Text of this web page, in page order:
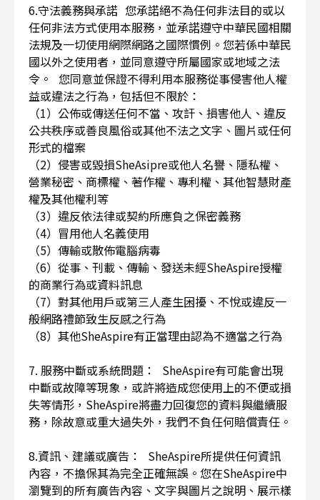
6.守法義務與承諾 您承諾絕不為任何非法目的或以
任何非法方式使用本服務，並承諾遵守中華民國相關
法規及一切使用網際網路之國際慣例。您若係中華民
國以外之使用者，並同意遵守所屬國家或地域之法
令。 您同意並保證不得利用本服務從事侵害他人權
益或違法之行為，包括但不限於：
（1）公佈或傳送任何不當、攻訐、損害他人、違反
公共秩序或善良風俗或其他不法之文字、圖片或任何
形式的檔案
（2）侵害或毀損SheAsipre或他人名譽、隱私權、
營業秘密、商標權、著作權、專利權、其他智慧財產
權及其他權利等
（3）違反依法律或契約所應負之保密義務
（4）冒用他人名義使用
（5）傳輸或散佈電腦病毒
（6）從事、刊載、傳輸、發送未經SheAspire授權
的商業行為或資料訊息
（7）對其他用戶或第三人產生困擾、不悅或違反一
般網路禮節致生反感之行為
（8）其他SheAspire有正當理由認為不適當之行為
7. 服務中斷或系統問題： SheAspire有可能會出現
中斷或故障等現象，或許將造成您使用上的不便或損
失等情形，SheAspire將盡力回復您的資料與繼續服
務，除故意或重大過失外，我們不負任何賠償責任。
8.資訊、建議或廣告： SheAspire所提供任何資訊
內容，不擔保其為完全正確無誤。您在SheAspire中
瀏覽到的所有廣告內容、文字與圖片之說明、展示樣